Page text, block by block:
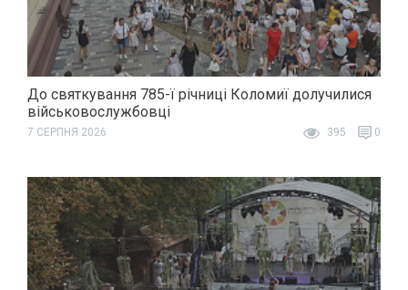
До святкування 785-ї річниці Коломиї долучилися
військовослужбовці
7 СЕРПНЯ 2026 395 0